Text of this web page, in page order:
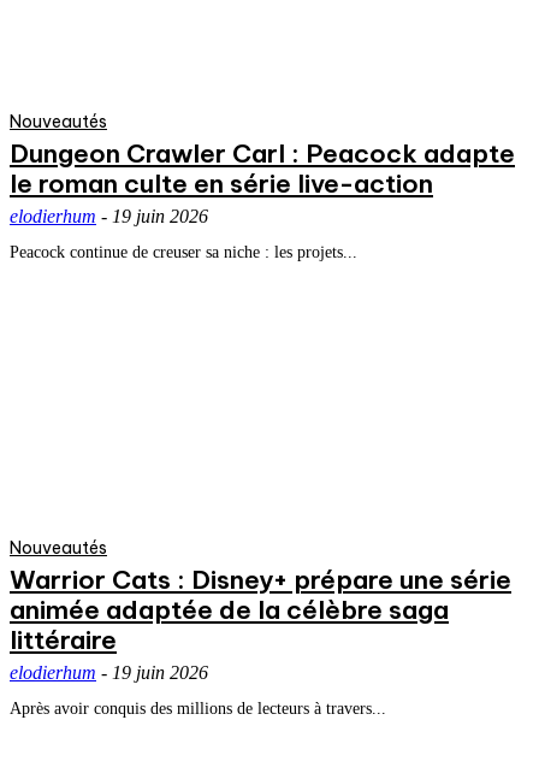
Nouveautés
Dungeon Crawler Carl : Peacock adapte
le roman culte en série live-action
elodierhum - 19 juin 2026
Peacock continue de creuser sa niche : les projets...
Nouveautés
Warrior Cats : Disney+ prépare une série
animée adaptée de la célèbre saga
littéraire
elodierhum - 19 juin 2026
Après avoir conquis des millions de lecteurs à travers...